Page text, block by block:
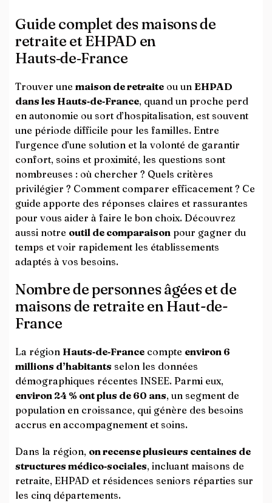
Guide complet des maisons de
retraite et EHPAD en
Hauts‑de‑France
Trouver une maison de retraite ou un EHPAD
dans les Hauts‑de‑France, quand un proche perd
en autonomie ou sort d’hospitalisation, est souvent
une période difficile pour les familles. Entre
l’urgence d’une solution et la volonté de garantir
confort, soins et proximité, les questions sont
nombreuses : où chercher ? Quels critères
privilégier ? Comment comparer efficacement ? Ce
guide apporte des réponses claires et rassurantes
pour vous aider à faire le bon choix. Découvrez
aussi notre outil de comparaison pour gagner du
temps et voir rapidement les établissements
adaptés à vos besoins.
Nombre de personnes âgées et de
maisons de retraite en Haut-de-
France
La région Hauts‑de‑France compte environ 6
millions d’habitants selon les données
démographiques récentes INSEE. Parmi eux,
environ 24 % ont plus de 60 ans, un segment de
population en croissance, qui génère des besoins
accrus en accompagnement et soins.
Dans la région, on recense plusieurs centaines de
structures médico‑sociales, incluant maisons de
retraite, EHPAD et résidences seniors réparties sur
les cinq départements.